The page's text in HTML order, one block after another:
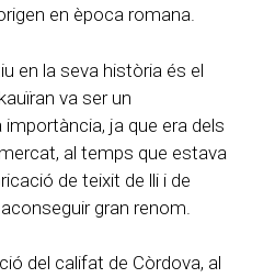
en època romana.
en la seva història és el
va ser un
ja que era dels
al temps que estava
de teixit de lli i de
gran renom.
del califat de Còrdova, al